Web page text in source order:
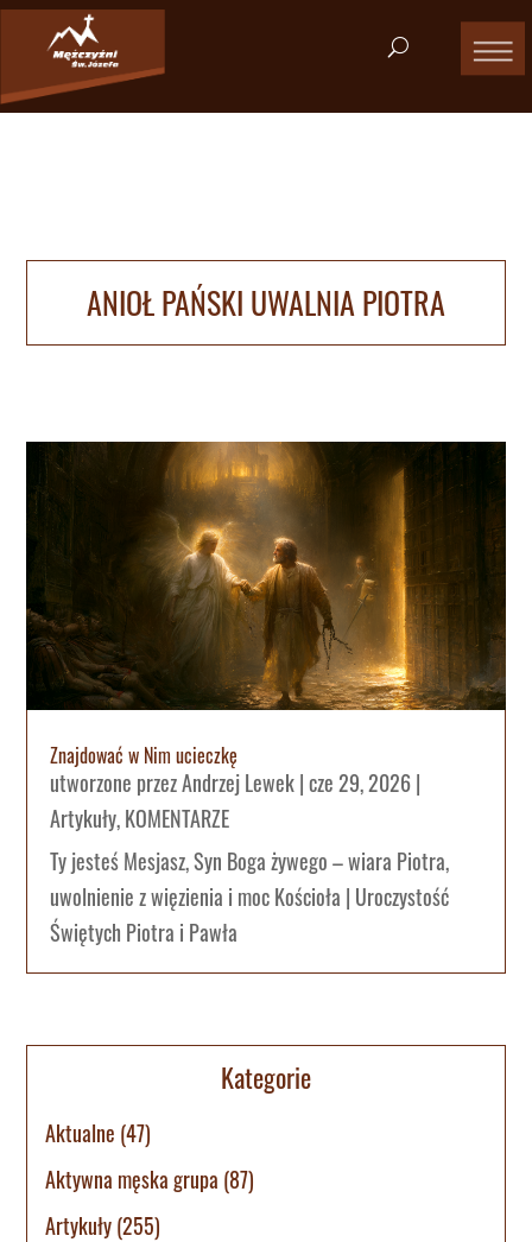
ANIOŁ PAŃSKI UWALNIA PIOTRA
Znajdować w Nim ucieczkę
utworzone przezAndrzej Lewek|cze 29, 2026|
Artykuły,KOMENTARZE
Ty jesteś Mesjasz, Syn Boga żywego – wiara Piotra,
uwolnienie z więzienia i moc Kościoła | Uroczystość
Świętych Piotra i Pawła
Kategorie
Aktualne (47)
Aktywna męska grupa (87)
Artykuły(255)